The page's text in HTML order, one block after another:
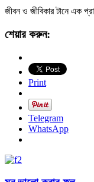
জীবন ও জীবিকার টানে এক
শেয়ার করুন:
Print
Telegram
WhatsApp